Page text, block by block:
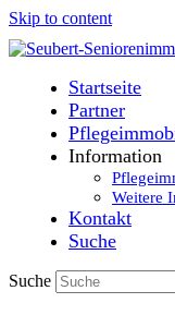
Skip to content
Startseite
Partner
Information
Weitere
Kontakt
Suche
Suche